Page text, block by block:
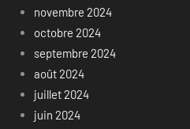
novembre 2024
octobre 2024
septembre 2024
août 2024
juillet 2024
juin 2024